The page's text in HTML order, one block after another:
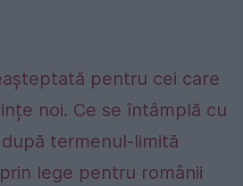
pentru cei care
noi. Ce se întâmplă cu
termenul-limită
lege pentru românii